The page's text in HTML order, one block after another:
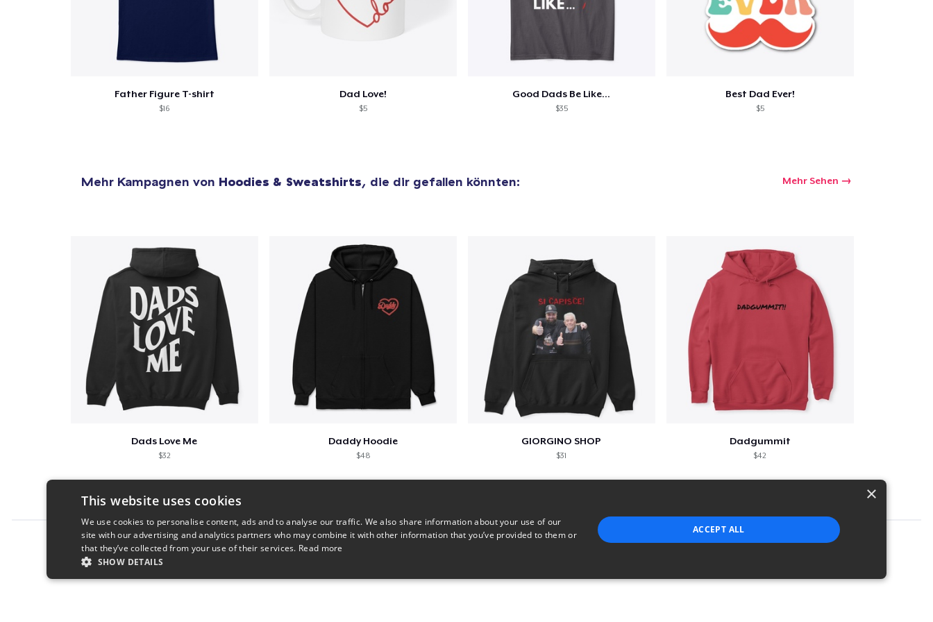
Father Figure T-shirt
$16
Dad Love!
$5
Good Dads Be Like...
$35
Best Dad Ever!
$5
Mehr Kampagnen von Hoodies & Sweatshirts, die dir gefallen könnten: Mehr Sehen
Dads Love Me
$32
Daddy Hoodie
$48
GIORGINO SHOP
$31
Dadgummit
$42
Report this product
26,99 $
×
This website uses cookies
We use cookies to personalise content, ads and to analyse our traffic. We also share information about your use of our
site with our advertising and analytics partners who may combine it with other information that you’ve provided to them or
that they’ve collected from your use of their services. Read more
SHOW DETAILS
ACCEPT ALL